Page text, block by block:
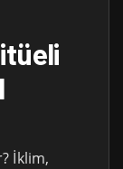
İklim,